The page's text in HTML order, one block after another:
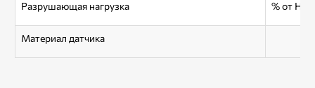
Разрушающая нагрузка % от
Материал датчика